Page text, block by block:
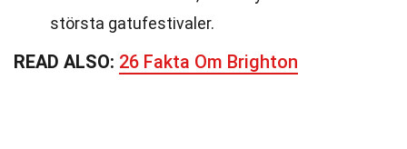
största gatufestivaler.
READ ALSO: 26 Fakta Om Brighton